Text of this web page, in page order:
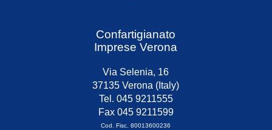
Confartigianato
Imprese Verona
Via Selenia, 16
37135 Verona (Italy)
Tel. 045 9211555
Fax 045 9211599
Cod. Fisc. 80013600236